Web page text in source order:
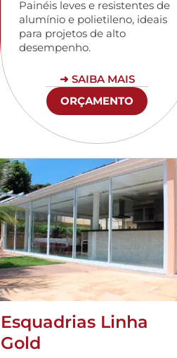
Painéis leves e resistentes de
alumínio e polietileno, ideais
para projetos de alto
desempenho.
➜ SAIBA MAIS
ORÇAMENTO
Esquadrias Linha
Gold